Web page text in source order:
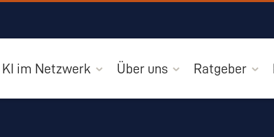
KI im Netzwerk Über uns Ratgeber